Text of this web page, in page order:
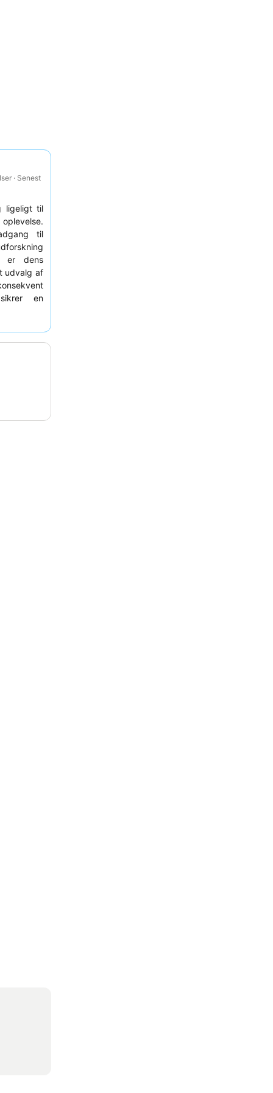
· Senest
ligeligt til
til
er dens
udvalg af
en